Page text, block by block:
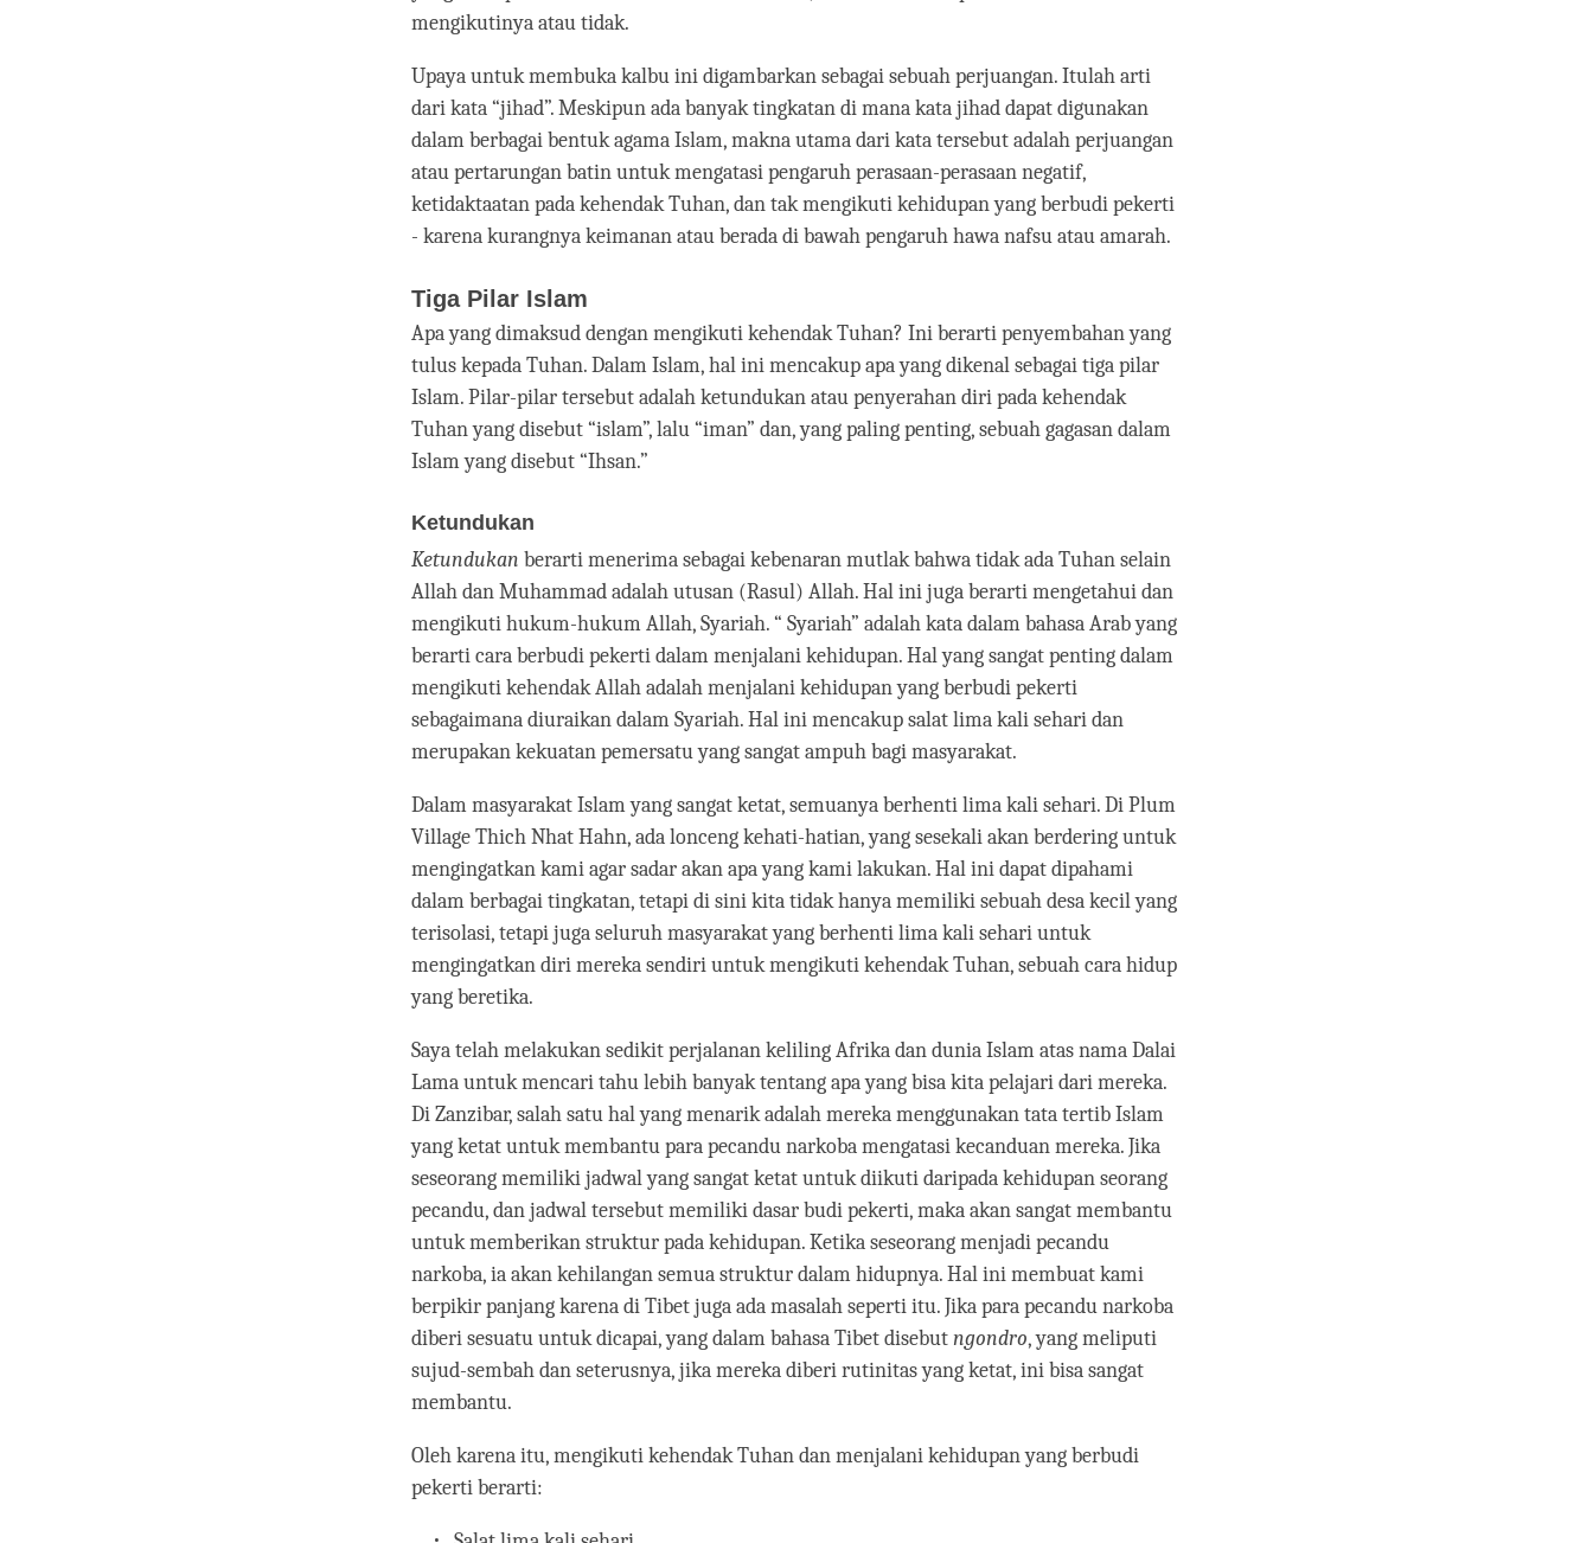
mengikutinya atau tidak.
Upaya untuk membuka kalbu ini digambarkan sebagai sebuah perjuangan. Itulah arti
dari kata “jihad”. Meskipun ada banyak tingkatan di mana kata jihad dapat digunakan
dalam berbagai bentuk agama Islam, makna utama dari kata tersebut adalah perjuangan
atau pertarungan batin untuk mengatasi pengaruh perasaan-perasaan negatif,
ketidaktaatan pada kehendak Tuhan, dan tak mengikuti kehidupan yang berbudi pekerti
- karena kurangnya keimanan atau berada di bawah pengaruh hawa nafsu atau amarah.
Tiga Pilar Islam
Apa yang dimaksud dengan mengikuti kehendak Tuhan? Ini berarti penyembahan yang
tulus kepada Tuhan. Dalam Islam, hal ini mencakup apa yang dikenal sebagai tiga pilar
Islam. Pilar-pilar tersebut adalah ketundukan atau penyerahan diri pada kehendak
Tuhan yang disebut “islam”, lalu “iman” dan, yang paling penting, sebuah gagasan dalam
Islam yang disebut “Ihsan.”
Ketundukan
Ketundukan berarti menerima sebagai kebenaran mutlak bahwa tidak ada Tuhan selain
Allah dan Muhammad adalah utusan (Rasul) Allah. Hal ini juga berarti mengetahui dan
mengikuti hukum-hukum Allah, Syariah. “ Syariah” adalah kata dalam bahasa Arab yang
berarti cara berbudi pekerti dalam menjalani kehidupan. Hal yang sangat penting dalam
mengikuti kehendak Allah adalah menjalani kehidupan yang berbudi pekerti
sebagaimana diuraikan dalam Syariah. Hal ini mencakup salat lima kali sehari dan
merupakan kekuatan pemersatu yang sangat ampuh bagi masyarakat.
Dalam masyarakat Islam yang sangat ketat, semuanya berhenti lima kali sehari. Di Plum
Village Thich Nhat Hahn, ada lonceng kehati-hatian, yang sesekali akan berdering untuk
mengingatkan kami agar sadar akan apa yang kami lakukan. Hal ini dapat dipahami
dalam berbagai tingkatan, tetapi di sini kita tidak hanya memiliki sebuah desa kecil yang
terisolasi, tetapi juga seluruh masyarakat yang berhenti lima kali sehari untuk
mengingatkan diri mereka sendiri untuk mengikuti kehendak Tuhan, sebuah cara hidup
yang beretika.
Saya telah melakukan sedikit perjalanan keliling Afrika dan dunia Islam atas nama Dalai
Lama untuk mencari tahu lebih banyak tentang apa yang bisa kita pelajari dari mereka.
Di Zanzibar, salah satu hal yang menarik adalah mereka menggunakan tata tertib Islam
yang ketat untuk membantu para pecandu narkoba mengatasi kecanduan mereka. Jika
seseorang memiliki jadwal yang sangat ketat untuk diikuti daripada kehidupan seorang
pecandu, dan jadwal tersebut memiliki dasar budi pekerti, maka akan sangat membantu
untuk memberikan struktur pada kehidupan. Ketika seseorang menjadi pecandu
narkoba, ia akan kehilangan semua struktur dalam hidupnya. Hal ini membuat kami
berpikir panjang karena di Tibet juga ada masalah seperti itu. Jika para pecandu narkoba
diberi sesuatu untuk dicapai, yang dalam bahasa Tibet disebutngondro, yang meliputi
sujud-sembah dan seterusnya, jika mereka diberi rutinitas yang ketat, ini bisa sangat
membantu.
Oleh karena itu, mengikuti kehendak Tuhan dan menjalani kehidupan yang berbudi
pekerti berarti: